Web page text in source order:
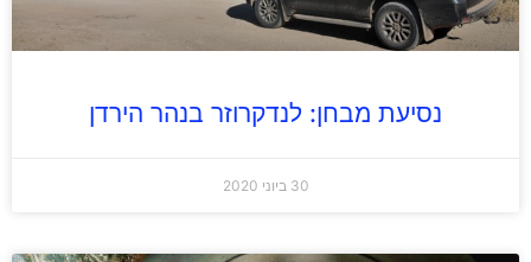
נסיעת מבחן: לנדקרוזר בנהר הירדן
30 ביוני 2020